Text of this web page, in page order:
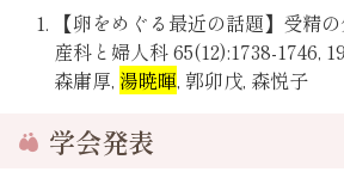
【卵をめぐる最近の話題】受精
産科と婦人科 65(12):1738-1746,
森庸厚, 湯暁暉, 郭卯戊, 森悦子
学会発表